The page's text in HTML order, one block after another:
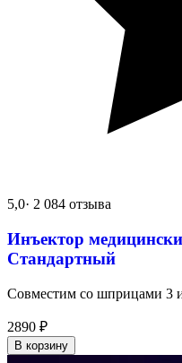
5,0· 2 084 отзыва
Инъектор
Стандартный
Совместим со шприцами 3
2890 ₽
В корзину